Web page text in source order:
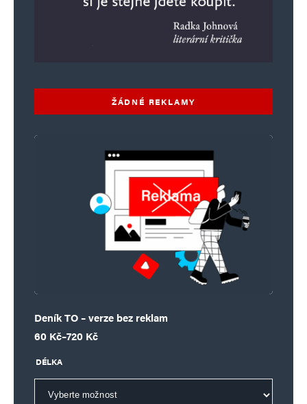
ŽÁDNÉ REKLAMY
Deník TO – verze bez reklam
60 Kč–720 Kč
Rozpětí cen: 60 Kč až 720 Kč
DÉLKA